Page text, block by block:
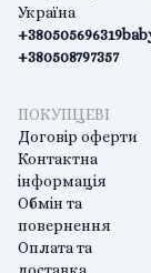
Україна
+380505696319
+380508797357
ПОКУПЦЕВІ
Договір оферти
Контактна
інформація
Обмін та
повернення
Оплата та